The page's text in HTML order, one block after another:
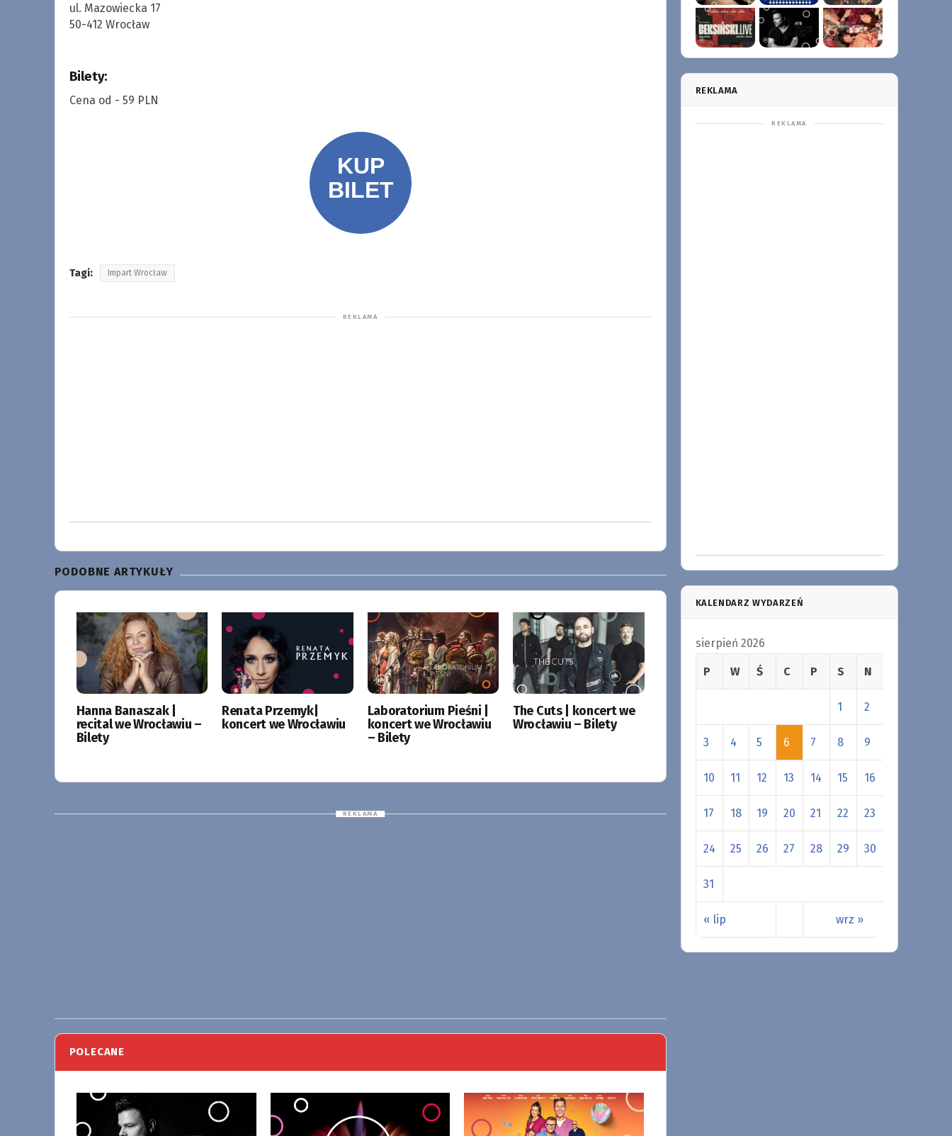
ul. Mazowiecka 17
50-412 Wrocław
Bilety:
Cena od - 59 PLN
Tagi: Impart Wrocław
PODOBNE ARTYKUŁY
Hanna Banaszak |
recital we Wrocławiu –
Bilety
Renata Przemyk|
koncert we Wrocławiu
Laboratorium Pieśni |
koncert we Wrocławiu
– Bilety
The Cuts | koncert we
Wrocławiu – Bilety
POLECANE
REKLAMA
KALENDARZ WYDARZEŃ
sierpień 2026
P W Ś C P S N
« lip wrz »
1 2
3 4 5 6 7 8 9
10 11 12 13 14 15 16
17 18 19 20 21 22 23
24 25 26 27 28 29 30
31